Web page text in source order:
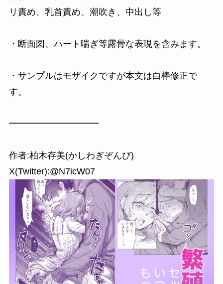
リ責め、乳首責め、潮吹き、中出し等
・断面図、ハート喘ぎ等露骨な表現を含みます。
・サンプルはモザイクですが本文は白棒修正で
す。
━━━━━━━━━━
作者:柏木存美(かしわぎぞんび)
X(Twitter):@N7icW07